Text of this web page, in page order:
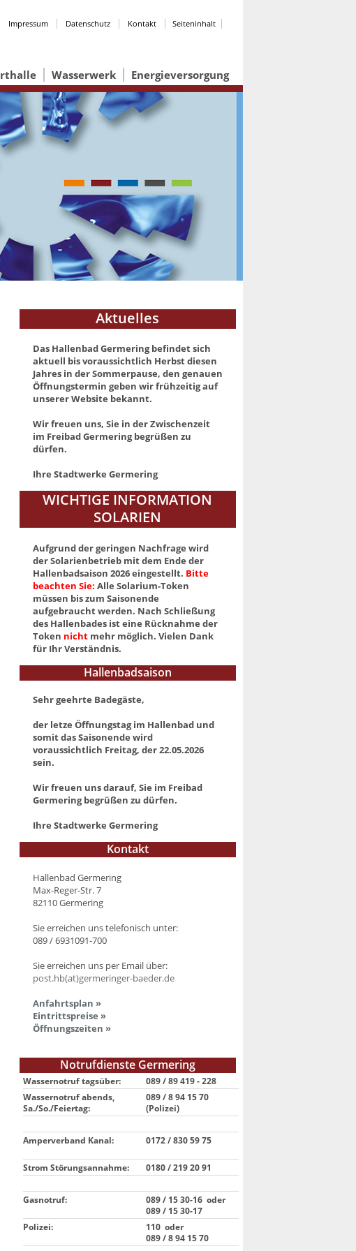
Impressum Datenschutz Kontakt Seiteninhalt
Wasserwerk Energieversorgung
Aktuelles
Das Hallenbad Germering befindet sich
aktuell bis voraussichtlich Herbst diesen
Jahres in der Sommerpause, den genauen
Öffnungstermin geben wir frühzeitig auf
unserer Website bekannt.
Wir freuen uns, Sie in der Zwischenzeit
im Freibad Germering begrüßen zu
dürfen.
Ihre Stadtwerke Germering
WICHTIGE INFORMATION
SOLARIEN
Aufgrund der geringen Nachfrage wird
der Solarienbetrieb mit dem Ende der
Hallenbadsaison 2026 eingestellt. Bitte
beachten Sie: Alle Solarium-Token
müssen bis zum Saisonende
aufgebraucht werden. Nach Schließung
des Hallenbades ist eine Rücknahme der
Token nichtmehr möglich. Vielen Dank
für Ihr Verständnis.
Hallenbadsaison
Sehr geehrte Badegäste,
der letze Öffnungstag im Hallenbad und
somit das Saisonende wird
voraussichtlich Freitag, der 22.05.2026
sein.
Wir freuen uns darauf, Sie im Freibad
Germering begrüßen zu dürfen.
Ihre Stadtwerke Germering
Kontakt
Hallenbad Germering
Max-Reger-Str. 7
82110 Germering
Sie erreichen uns telefonisch unter:
089 / 6931091-700
Sie erreichen uns per Email über:
post.hb(at)germeringer-baeder.de
Anfahrtsplan »
Eintrittspreise »
Öffnungszeiten »
Notrufdienste Germering
Wassernotruf tagsüber:
089 / 89 419 - 228
Wassernotruf abends,
Sa./So./Feiertag:
089 / 8 94 15 70
(Polizei)
Amperverband Kanal: 0172 / 830 59 75
Strom Störungsannahme: 0180 / 219 20 91
Gasnotruf:
089 / 15 30-16 oder
089 / 15 30-17
Polizei:
110 oder
089 / 8 94 15 70